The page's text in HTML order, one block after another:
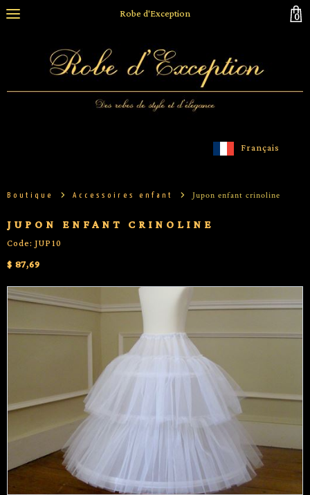
Robe d'Exception
Français
Boutique Accessoires enfant Jupon enfant crinoline
JUPON ENFANT CRINOLINE
Code: JUP10
$ 87,69
0